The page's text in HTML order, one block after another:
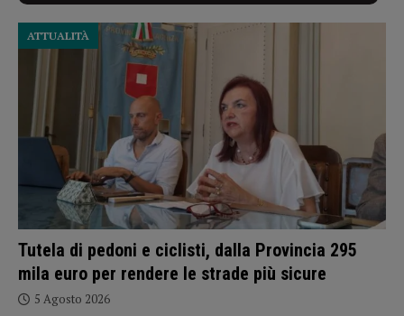
Tutela di pedoni e ciclisti, dalla Provincia 295
mila euro per rendere le strade più sicure
ATTUALITÀ
5 Agosto 2026